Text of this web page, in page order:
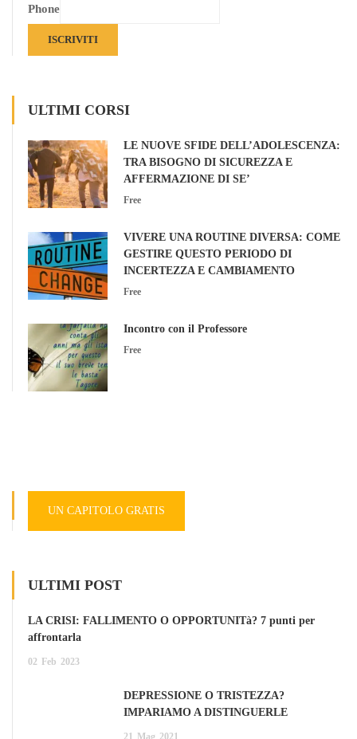
Phone
ISCRIVITI
ULTIMI CORSI
LE NUOVE SFIDE DELL’ADOLESCENZA:
TRA BISOGNO DI SICUREZZA E
AFFERMAZIONE DI SE’
Free
VIVERE UNA ROUTINE DIVERSA: COME
GESTIRE QUESTO PERIODO DI
INCERTEZZA E CAMBIAMENTO
Free
Incontro con il Professore
Free
UN CAPITOLO GRATIS
ULTIMI POST
LA CRISI: FALLIMENTO O OPPORTUNITà? 7 punti per
affrontarla
02 Feb 2023
DEPRESSIONE O TRISTEZZA?
IMPARIAMO A DISTINGUERLE
21 Mag 2021